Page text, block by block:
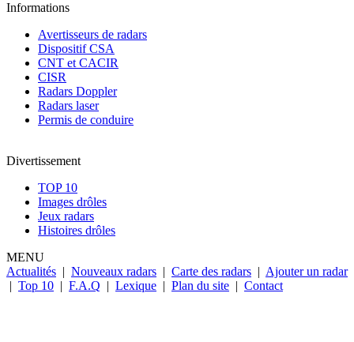
Informations
Avertisseurs de radars
Dispositif CSA
CNT et CACIR
CISR
Radars Doppler
Radars laser
Permis de conduire
Divertissement
TOP 10
Images drôles
Jeux radars
Histoires drôles
MENU
Actualités | Nouveaux radars | Carte des radars | Ajouter un radar
| Top 10 | F.A.Q | Lexique | Plan du site | Contact